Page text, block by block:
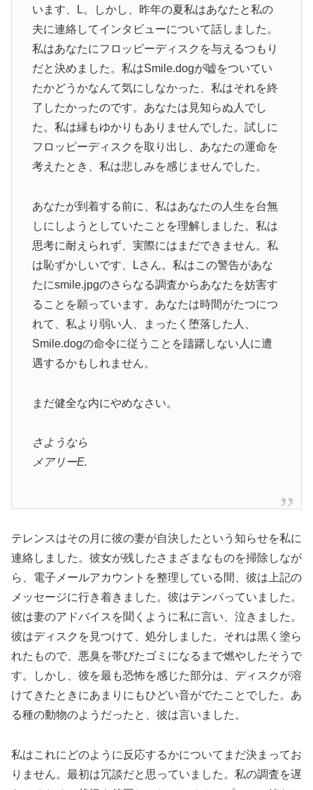
います、L。しかし、昨年の夏私はあなたと私の
夫に連絡してインタビューについて話しました。
私はあなたにフロッピーディスクを与えるつもり
だと決めました。私はSmile.dogが嘘をついてい
たかどうかなんて気にしなかった、私はそれを終
了したかったのです。あなたは見知らぬ人でし
た。私は縁もゆかりもありませんでした。試しに
フロッピーディスクを取り出し、あなたの運命を
考えたとき、私は悲しみを感じませんでした。
あなたが到着する前に、私はあなたの人生を台無
しにしようとしていたことを理解しました。私は
思考に耐えられず、実際にはまだできません。私
は恥ずかしいです、Lさん。私はこの警告があな
たにsmile.jpgのさらなる調査からあなたを妨害す
ることを願っています。あなたは時間がたつにつ
れて、私より弱い人、まったく堕落した人、
Smile.dogの命令に従うことを躊躇しない人に遭
遇するかもしれません。
まだ健全な内にやめなさい。
さようなら
メアリーE.
テレンスはその月に彼の妻が自決したという知らせを私に
連絡しました。彼女が残したさまざまなものを掃除しなが
ら、電子メールアカウントを整理している間、彼は上記の
メッセージに行き着きました。彼はテンパっていました。
彼は妻のアドバイスを聞くように私に言い、泣きました。
彼はディスクを見つけて、処分しました。それは黒く塗ら
れたもので、悪臭を帯びたゴミになるまで燃やしたそうで
す。しかし、彼を最も恐怖を感じた部分は、ディスクが溶
けてきたときにあまりにもひどい音がでたことでした。あ
る種の動物のようだったと、彼は言いました。
私はこれにどのように反応するかについてまだ決まってお
りません。最初は冗談だと思っていました。私の調査を遅